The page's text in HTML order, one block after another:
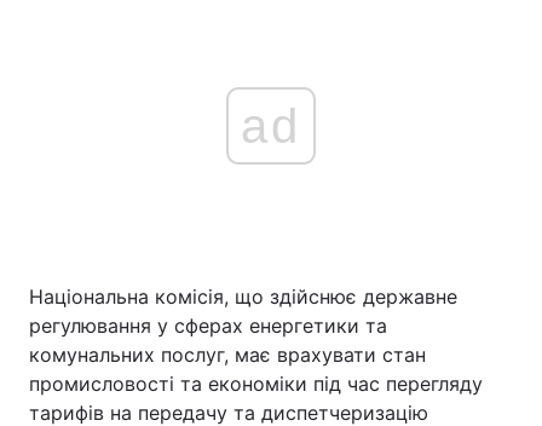
Головна Війна
Україна Політика
ad
Національна комісія, що здійснює державне
регулювання у сферах енергетики та
комунальних послуг, має врахувати стан
промисловості та економіки під час перегляду
тарифів на передачу та диспетчеризацію